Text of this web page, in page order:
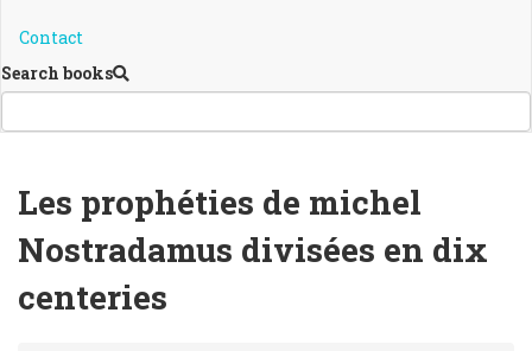
Contact
Search books
Les prophéties de michel
Nostradamus divisées en dix
centeries